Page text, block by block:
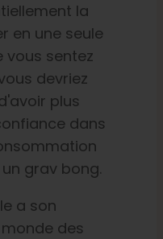
la
en une seule
vous sentez
devriez
plus
dans
grav bong.
a son
des